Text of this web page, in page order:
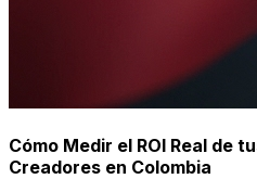
Cómo Medir el ROI Real de
Creadores en Colombia